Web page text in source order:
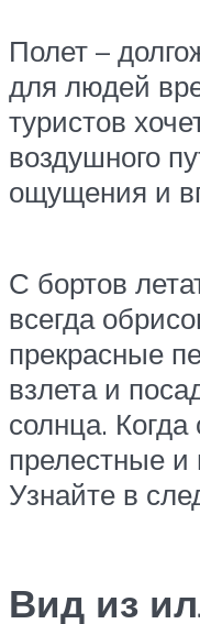
Полет –
для людей
туристов
воздушного
ощущения и
С бортов
всегда
прекрасные
взлета и
солнца.
прелестные
Узнайте в
Вид из